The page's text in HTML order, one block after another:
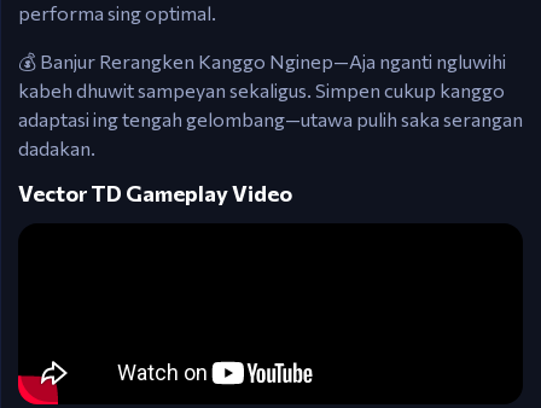
performa sing optimal.
💰 Banjur Rerangken Kanggo Nginep—Aja nganti ngluwihi
kabeh dhuwit sampeyan sekaligus. Simpen cukup kanggo
adaptasi ing tengah gelombang—utawa pulih saka serangan
dadakan.
Vector TD Gameplay Video